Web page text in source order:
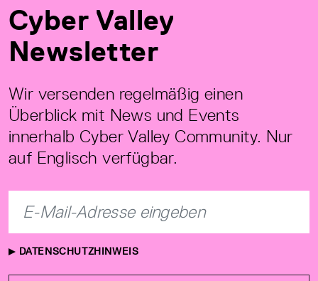
Cyber Valley
Newsletter
Wir versenden regelmäßig einen
Überblick mit News und Events
innerhalb Cyber Valley Community. Nur
auf Englisch verfügbar.
DATENSCHUTZHINWEIS